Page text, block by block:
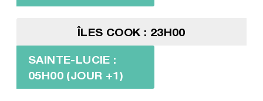
ÎLES COOK : 23H00
SAINTE-LUCIE :
05H00 (JOUR +1)